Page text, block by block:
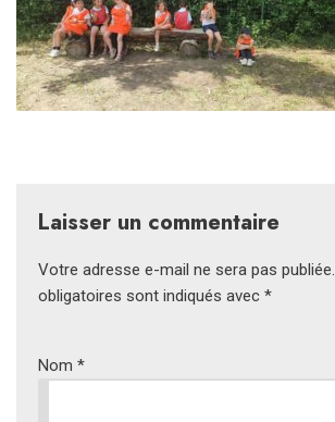
Laisser un commentaire
Votre adresse e-mail ne sera pas publiée.
obligatoires sont indiqués avec *
Nom *